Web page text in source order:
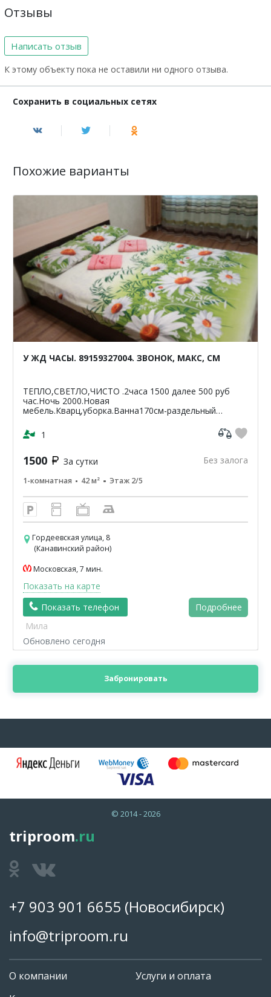
Отзывы
Написать отзыв
К этому объекту пока не оставили ни одного отзыва.
Сохранить в социальных сетях
Похожие варианты
У ЖД ЧАСЫ. 89159327004. ЗВОНОК, МАКС, СМ
ТЕПЛО,СВЕТЛО,ЧИСТО .2часа 1500 далее 500 руб
час.Ночь 2000.Новая
мебель.Кварц,уборка.Ванна170см-раздельный
кв-42м2.ЦУМ,Шайба,Аптеки,банкомат-Сбербанк
ВТБ,Пятерочка.Чи...
1
1500 За сутки Без залога
1-комнатная 42 м² Этаж 2/5
Гордеевская улица, 8
(Канавинский район)
Московская, 7 мин.
Показать на карте
Показать телефон
Подробнее
Мила
Обновлено сегодня
Забронировать
© 2014 - 2026
triproom.ru
+7 903 901 6655 (Новосибирск)
info@triproom.ru
О компании
Услуги и оплата